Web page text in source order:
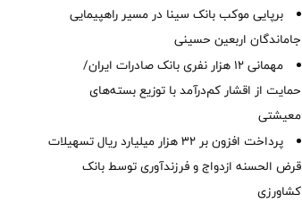
برپایی موکب بانک سینا در مسیر راهپیمایی
جاماندگان اربعین حسینی
مهمانی ۱۲ هزار نفری بانک صادرات ایران/
حمایت از اقشار کم‌درآمد با توزیع بسته‌های
معیشتی
پرداخت افزون بر 32 هزار میلیارد ریال تسهیلات
قرض الحسنه ازدواج و فرزندآوری توسط بانک
کشاورزی